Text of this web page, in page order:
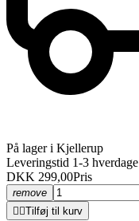
På lager i Kjellerup
Leveringstid 1-3 hverdage
DKK 299,00Pris
remove
 Tilføj til kurv